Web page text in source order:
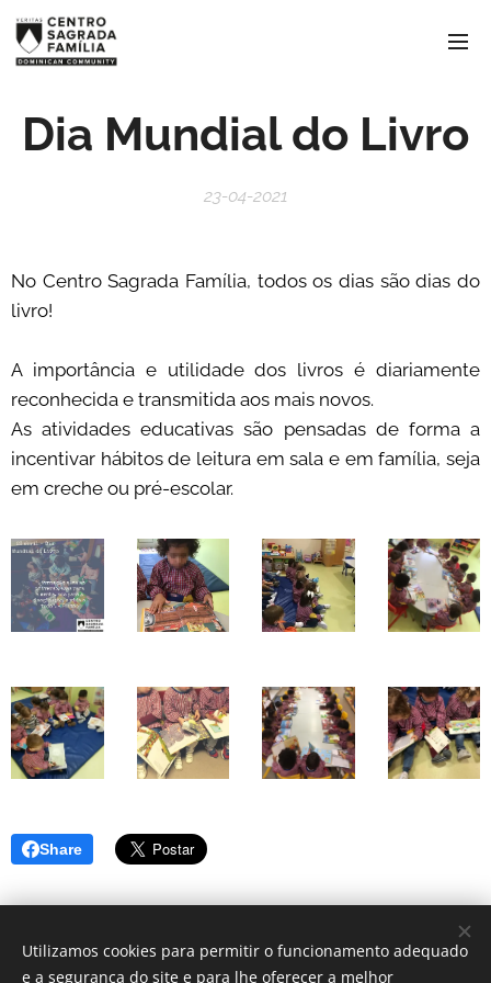
Dia Mundial do Livro
23-04-2021
No Centro Sagrada Família, todos os dias são dias do
livro! 📚
A importância e utilidade dos livros é diariamente
reconhecida e transmitida aos mais novos.
As atividades educativas são pensadas de forma a
incentivar hábitos de leitura em sala e em família, seja
em creche ou pré-escolar.
Share
Utilizamos cookies para permitir o funcionamento adequado
e a segurança do site e para lhe oferecer a melhor